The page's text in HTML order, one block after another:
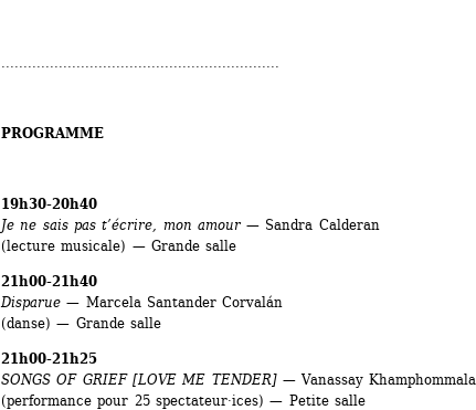
PROGRAMME
19h30-20h40
Je ne sais pas t’écrire, mon amour— Sandra Calderan
(lecture musicale) — Grande salle
21h00-21h40
Disparue — Marcela Santander Corvalán
(danse) — Grande salle
21h00-21h25
SONGS OF GRIEF [LOVE ME TENDER]— Vanassay Khamphommala
(performance pour 25 spectateur·ices) — Petite salle